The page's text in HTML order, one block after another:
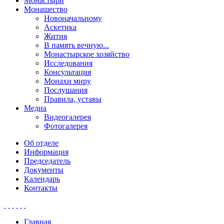
Монашество
Новоначальному
Аскетика
Жития
В память вечную...
Монастырское хозяйство
Исследования
Консультация
Монахи миру
Послушания
Правила, уставы
Медиа
Видеогалерея
Фотогалерея
Об отделе
Информация
Председатель
Документы
Календарь
Контакты
Главная